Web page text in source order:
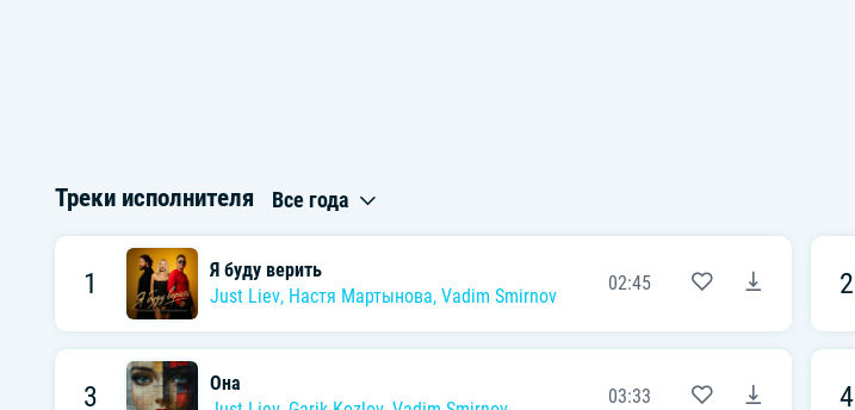
Треки исполнителя Все года
1
Я буду верить
Just Liev, Настя Мартынова, Vadim Smirnov
02:45 2
3
Она
03:33 4